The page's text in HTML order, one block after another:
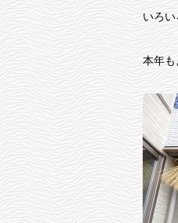
いろ
本年も